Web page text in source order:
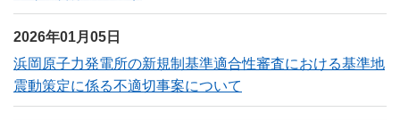
2026年01月05日
浜岡原子力発電所の新規制基準適合性審査における基準地
震動策定に係る不適切事案について